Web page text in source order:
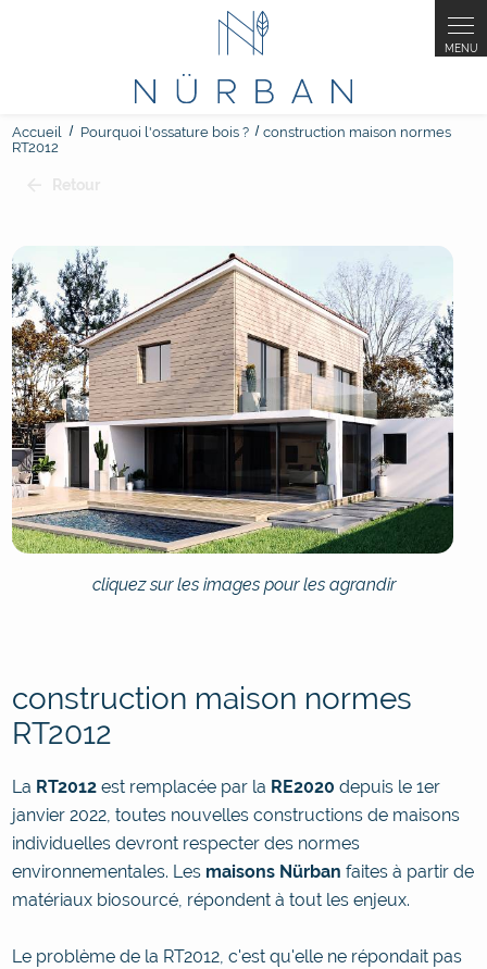
Accueil Pourquoi l'ossature bois ?
construction maison normes
RT2012
cliquez sur les images pour les agrandir
construction maison normes
RT2012
La RT2012 est remplacée par la RE2020 depuis le 1er
janvier 2022, toutes nouvelles constructions de maisons
individuelles devront respecter des normes
environnementales. Les maisons Nürban faites à partir de
matériaux biosourcé, répondent à tout les enjeux.
Le problème de la RT2012, c'est qu'elle ne répondait pas